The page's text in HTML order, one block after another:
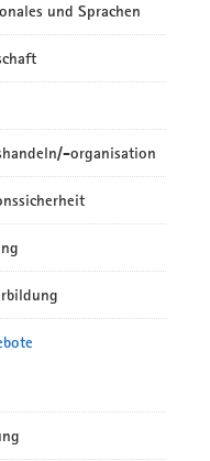
und Sprachen
organisation